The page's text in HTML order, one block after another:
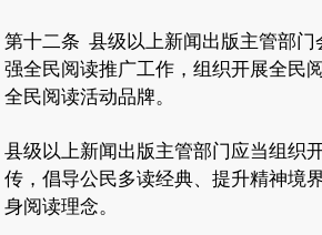
第十二条 县级以上新闻出版主管部
强全民阅读推广工作，组织开展全民
全民阅读活动品牌。
县级以上新闻出版主管部门应当组织
传，倡导公民多读经典、提升精神境
身阅读理念。